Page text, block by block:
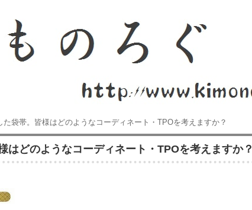
た袋帯。皆様はどのようなコーディネート・TPOを考えますか？
はどのようなコーディネート・TPOを考えますか？